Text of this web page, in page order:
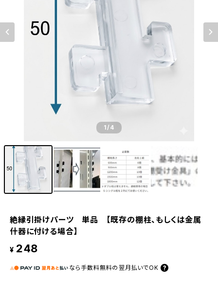
1/4
絶縁引掛けパーツ 単品 【既存の棚柱、もしくは金属
什器に付ける場合】
¥ 248
なら 手数料無料の 翌月払いでOK